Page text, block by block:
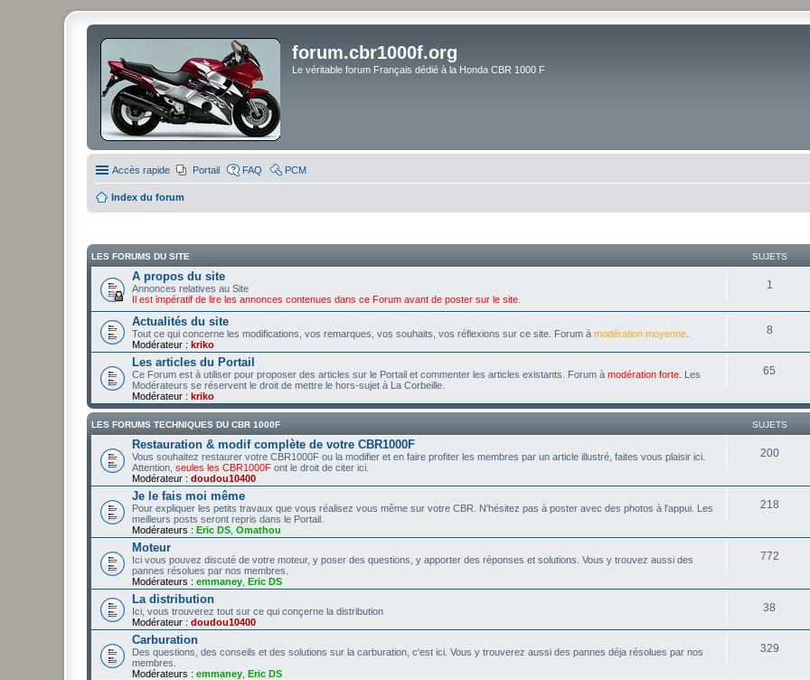
forum.cbr1000f.org
Le véritable forum Français dédié à la Honda CBR 1000 F
Accès rapide Portail FAQ PCM
Index du forum
LES FORUMS DU SITE SUJETS
A propos du site
Annonces relatives au Site
Il est impératif de lire les annonces contenues dans ce Forum avant de poster sur le site
1
Actualités du site
Tout ce qui concerne les modifications, vos remarques, vos souhaits, vos réflexions sur ce site. Forum à modération moyenne
Modérateur : kriko
8
Les articles du Portail
Ce Forum est à utiliser pour proposer des articles sur le Portail et commenter les articles existants. Forum à modération forte . Les
Modérateurs se réservent le droit de mettre le hors-sujet à La Corbeille.
Modérateur : kriko
65
LES FORUMS TECHNIQUES DU CBR 1000F SUJETS
Restauration & modif complète de votre CBR1000F
Vous souhaitez restaurer votre CBR1000F ou la modifier et en faire profiter les membres par un article illustré, faites vous plaisir ici.
Attention, seules les CBR1000F ont le droit de citer ici.
Modérateur : doudou10400
200
Je le fais moi même
Pour expliquer les petits travaux que vous réalisez vous même sur votre CBR. N'hésitez pas à poster avec des photos à l'appui. Les
meilleurs posts seront repris dans le Portail.
Modérateurs : Eric DS Omathou
218
Moteur
Ici vous pouvez discuté de votre moteur, y poser des questions, y apporter des réponses et solutions. Vous y trouvez aussi des
pannes résolues par nos membres.
Modérateurs : emmaney Eric DS
772
La distribution
Ici, vous trouverez tout sur ce qui conçerne la distribution
Modérateur : doudou10400
38
Carburation
Des questions, des conseils et des solutions sur la carburation, c'est ici. Vous y trouverez aussi des pannes déja résolues par nos
membres.
Modérateurs : emmaney Eric DS
329